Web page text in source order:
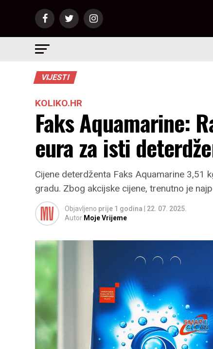
VIJESTI
KOLIKO.HR
Faks Aquamarine:
eura za isti
Cijene deterdženta Faks Aquamarine 3,51
gradu. Zbog akcijske cijene, trenutno je
Objavljeno prije 1 godina
22. 07. 2025.
Autor Moje Vrijeme